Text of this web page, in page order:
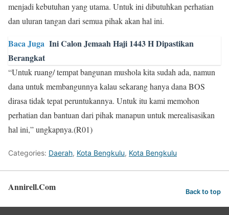
menjadi kebutuhan yang utama. Untuk ini dibutuhkan perhatian
dan uluran tangan dari semua pihak akan hal ini.
Baca Juga Ini Calon Jemaah Haji 1443 H Dipastikan
Berangkat
“Untuk ruang/ tempat bangunan mushola kita sudah ada, namun
dana untuk membangunnya kalau sekarang hanya dana BOS
dirasa tidak tepat peruntukannya. Untuk itu kami memohon
perhatian dan bantuan dari pihak manapun untuk merealisasikan
hal ini,” ungkapnya.(R01)
Categories: Daerah, Kota Bengkulu, Kota Bengkulu
Annirell.Com Back to top